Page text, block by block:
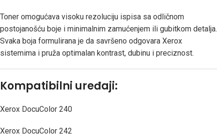
Toner omogućava visoku rezoluciju ispisa sa odličnom
postojanošću boje i minimalnim zamućenjem ili gubitkom detalja.
Svaka boja formulirana je da savršeno odgovara Xerox
sistemima i pruža optimalan kontrast, dubinu i preciznost.
Kompatibilni uređaji:
Xerox DocuColor 240
Xerox DocuColor 242